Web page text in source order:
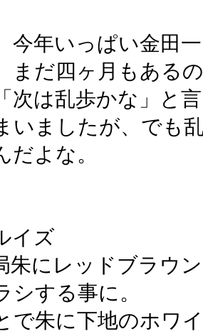
今年いっぱい金田
まだ四ヶ月もある
次は乱歩かな」と
いましたが、でも
だよな。
イズ
朱にレッドブラウ
シする事に。
で朱に下地のホワ